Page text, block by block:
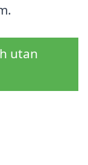
utan